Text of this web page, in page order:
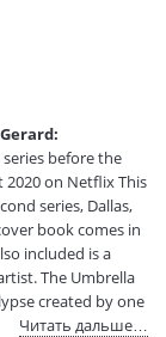
before the
2020 on Netflix This
series, Dallas,
book comes in
included is a
The Umbrella
created by one
Pogo. Trouble is
Читать дальше…